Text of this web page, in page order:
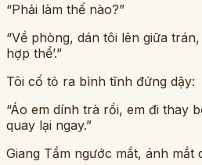
“Phải làm thế nào?”
“Về phòng, dán tôi lên giữa
hợp thể’.”
Tôi cố tỏ ra bình tĩnh đứng dậy:
“Áo em dính trà rồi, em đi thay
quay lại ngay.”
Giang Tầm ngước mắt, ánh mắt